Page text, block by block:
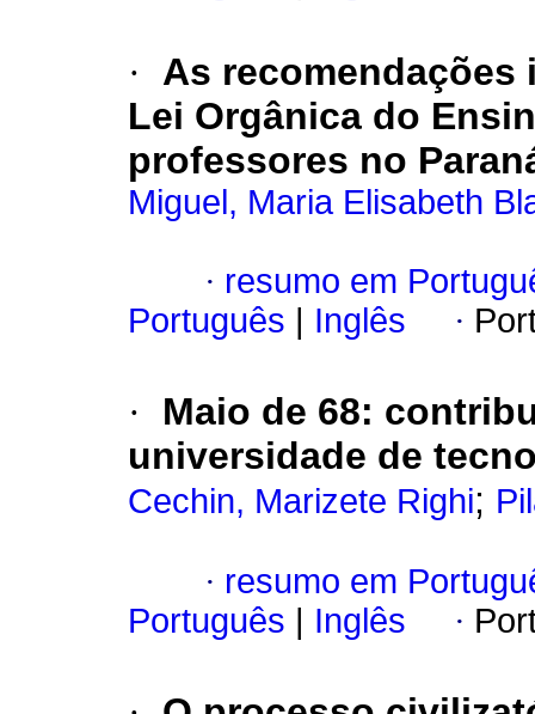
·
As recomendações
Lei Orgânica do
professores no
Miguel, Maria Elisabeth
· resumo em
Português
Inglês ·
·
Maio de 68:
universidade de
Cechin, Marizete Righi;
· resumo em
Português
Inglês ·